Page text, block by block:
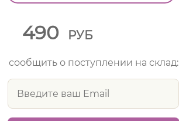
490 РУБ
сообщить о поступлении на склад: